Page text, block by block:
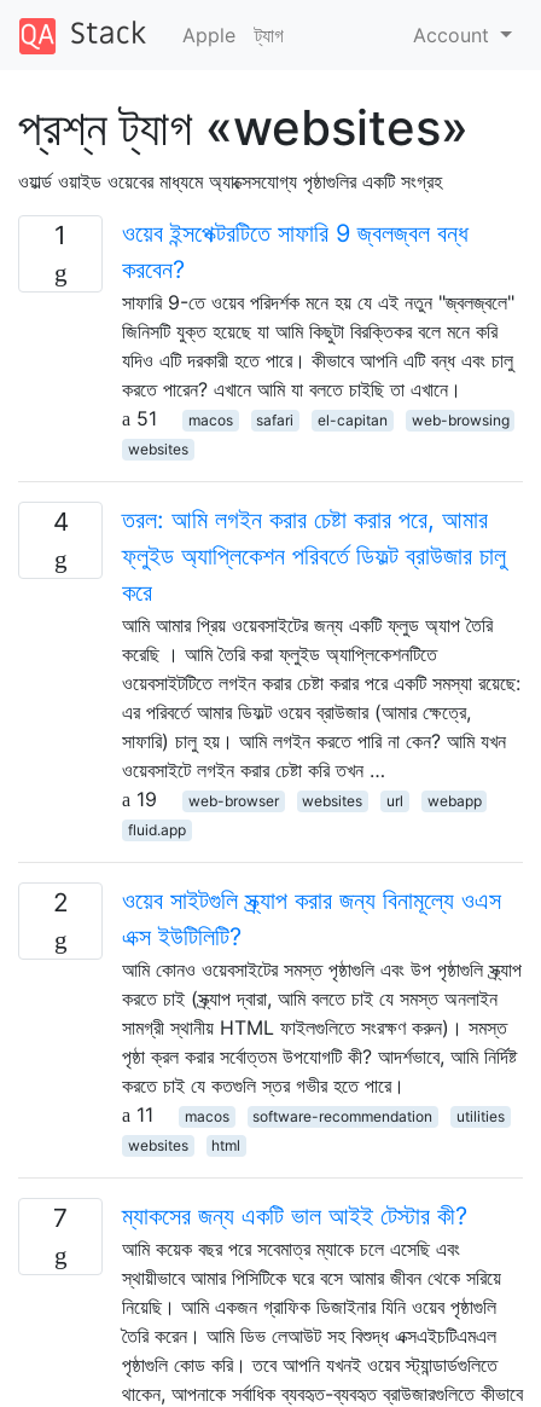
Apple ট্যাগ Account
প্রশ্ন ট্যাগ «websites»
ওয়ার্ল্ড ওয়াইড ওয়েবের মাধ্যমে অ্যাক্সেসযোগ্য পৃষ্ঠাগুলির একটি সংগ্রহ
1
ওয়েব ইন্সপেক্টরটিতে সাফারি 9 জ্বলজ্বল বন্ধ
করবেন?
সাফারি 9-তে ওয়েব পরিদর্শক মনে হয় যে এই নতুন "জ্বলজ্বলে"
জিনিসটি যুক্ত হয়েছে যা আমি কিছুটা বিরক্তিকর বলে মনে করি
যদিও এটি দরকারী হতে পারে। কীভাবে আপনি এটি বন্ধ এবং চালু
করতে পারেন? এখানে আমি যা বলতে চাইছি তা এখানে।
51
macos safari el-capitan
web-browsing
websites
4
তরল: আমি লগইন করার চেষ্টা করার পরে, আমার
ফ্লুইড অ্যাপ্লিকেশন পরিবর্তে ডিফল্ট ব্রাউজার চালু
করে
আমি আমার প্রিয় ওয়েবসাইটের জন্য একটি ফ্লুড অ্যাপ তৈরি
করেছি । আমি তৈরি করা ফ্লুইড অ্যাপ্লিকেশনটিতে
ওয়েবসাইটটিতে লগইন করার চেষ্টা করার পরে একটি সমস্যা রয়েছে:
এর পরিবর্তে আমার ডিফল্ট ওয়েব ব্রাউজার (আমার ক্ষেত্রে,
সাফারি) চালু হয়। আমি লগইন করতে পারি না কেন? আমি যখন
ওয়েবসাইটে লগইন করার চেষ্টা করি তখন …
19
web-browser websites url
webapp
fluid.app
2
ওয়েব সাইটগুলি স্ক্র্যাপ করার জন্য বিনামূল্যে ওএস
এক্স ইউটিলিটি?
আমি কোনও ওয়েবসাইটের সমস্ত পৃষ্ঠাগুলি এবং উপ পৃষ্ঠাগুলি স্ক্র্যাপ
করতে চাই (স্ক্র্যাপ দ্বারা, আমি বলতে চাই যে সমস্ত অনলাইন
সামগ্রী স্থানীয় HTML ফাইলগুলিতে সংরক্ষণ করুন)। সমস্ত
পৃষ্ঠা ক্রল করার সর্বোত্তম উপযোগটি কী? আদর্শভাবে, আমি নির্দিষ্ট
করতে চাই যে কতগুলি স্তর গভীর হতে পারে।
11
macos software-recommendation
utilities
websites
html
7 ম্যাকসের জন্য একটি ভাল আইই টেস্টার কী?
আমি কয়েক বছর পরে সবেমাত্র ম্যাকে চলে এসেছি এবং
স্থায়ীভাবে আমার পিসিটিকে ঘরে বসে আমার জীবন থেকে সরিয়ে
নিয়েছি। আমি একজন গ্রাফিক ডিজাইনার যিনি ওয়েব পৃষ্ঠাগুলি
তৈরি করেন। আমি ডিভ লেআউট সহ বিশুদ্ধ এক্সএইচটিএমএল
পৃষ্ঠাগুলি কোড করি। তবে আপনি যখনই ওয়েব স্ট্যান্ডার্ডগুলিতে
থাকেন, আপনাকে সর্বাধিক ব্যবহৃত-ব্যবহৃত ব্রাউজারগুলিতে কীভাবে